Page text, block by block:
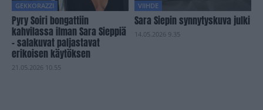
GEKKORAZZI
Pyry Soiri bongattiin
kahvilassa ilman Sara Sieppiä
– salakuvat paljastavat
erikoisen käytöksen
21.05.2026 10.55
VIIHDE
Sara Siepin synnytyskuva julki
14.05.2026 9.35